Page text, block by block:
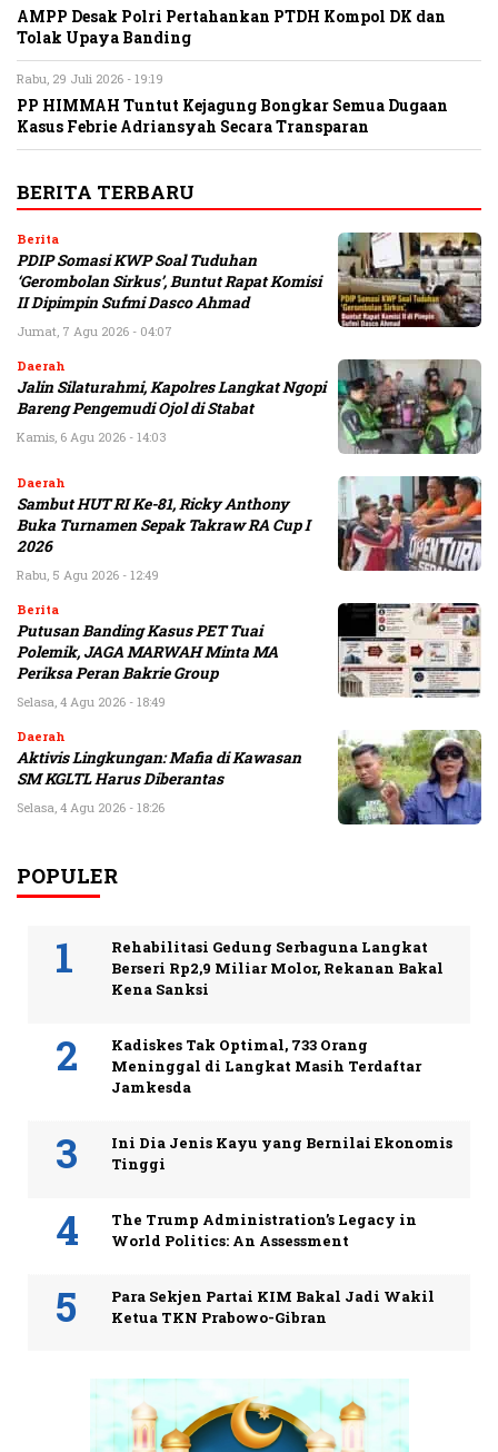
AMPP Desak Polri Pertahankan PTDH Kompol DK dan
Tolak Upaya Banding
Rabu, 29 Juli 2026 - 19:19
PP HIMMAH Tuntut Kejagung Bongkar Semua Dugaan
Kasus Febrie Adriansyah Secara Transparan
BERITA TERBARU
Berita
PDIP Somasi KWP Soal Tuduhan
‘Gerombolan Sirkus’, Buntut Rapat Komisi
II Dipimpin Sufmi Dasco Ahmad
Jumat, 7 Agu 2026 - 04:07
Daerah
Jalin Silaturahmi, Kapolres Langkat Ngopi
Bareng Pengemudi Ojol di Stabat
Kamis, 6 Agu 2026 - 14:03
Daerah
Sambut HUT RI Ke-81, Ricky Anthony
Buka Turnamen Sepak Takraw RA Cup I
2026
Rabu, 5 Agu 2026 - 12:49
Berita
Putusan Banding Kasus PET Tuai
Polemik, JAGA MARWAH Minta MA
Periksa Peran Bakrie Group
Selasa, 4 Agu 2026 - 18:49
Daerah
Aktivis Lingkungan: Mafia di Kawasan
SM KGLTL Harus Diberantas
Selasa, 4 Agu 2026 - 18:26
POPULER
Rehabilitasi Gedung Serbaguna Langkat
Berseri Rp2,9 Miliar Molor, Rekanan Bakal
Kena Sanksi
Kadiskes Tak Optimal, 733 Orang
Meninggal di Langkat Masih Terdaftar
Jamkesda
Ini Dia Jenis Kayu yang Bernilai Ekonomis
Tinggi
The Trump Administration’s Legacy in
World Politics: An Assessment
Para Sekjen Partai KIM Bakal Jadi Wakil
Ketua TKN Prabowo-Gibran